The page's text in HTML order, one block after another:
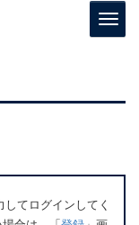
てログインしてく